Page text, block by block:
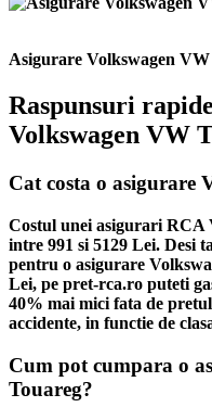
Asigurare Volkswagen
Raspunsuri
Volkswagen VW
Cat costa o asigurare
Costul unei asigurari RCA
intre 991 si 5129 Lei. Desi
pentru o asigurare
Lei, pe pret-rca.ro puteti
40% mai mici fata de
accidente, in functie de
Cum pot cumpara o
Touareg?